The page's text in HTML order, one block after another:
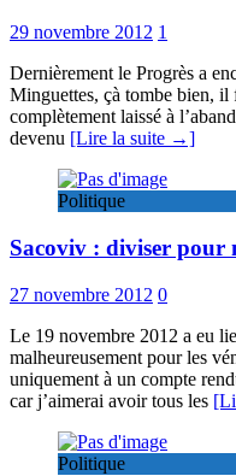
29 novembre 2012 1
Dernièrement le Progrès a
Minguettes, çà tombe bien, il
complètement laissé à
devenu [Lire la suite →]
Politique
Sacoviv : diviser pour
27 novembre 2012 0
Le 19 novembre 2012 a eu
malheureusement pour les
uniquement à un compte
car j’aimerai avoir tous les
Politique